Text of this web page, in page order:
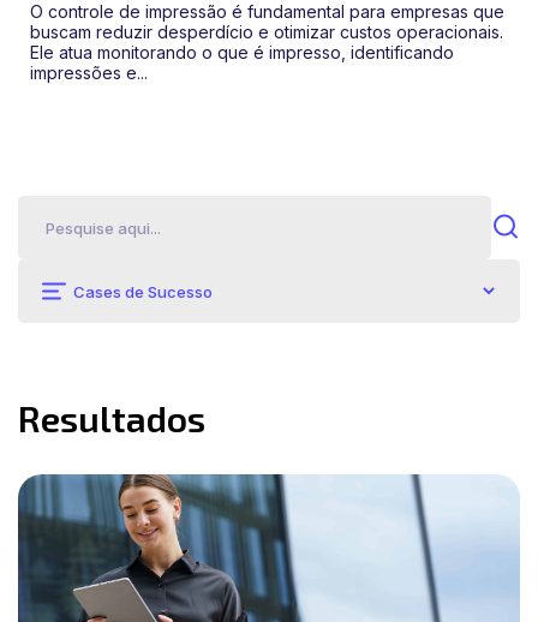
O controle de impressão é fundamental para empresas que
buscam reduzir desperdício e otimizar custos operacionais.
Ele atua monitorando o que é impresso, identificando
impressões e...
Resultados